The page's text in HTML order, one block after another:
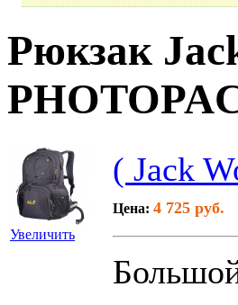
Рюкзак
Увеличить
( Jack
Цена: 4 725 руб.